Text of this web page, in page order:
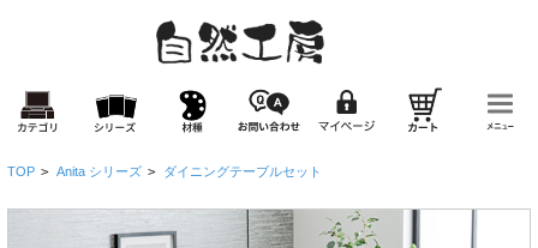
TOP > Anita シリーズ > ダイニングテーブルセット